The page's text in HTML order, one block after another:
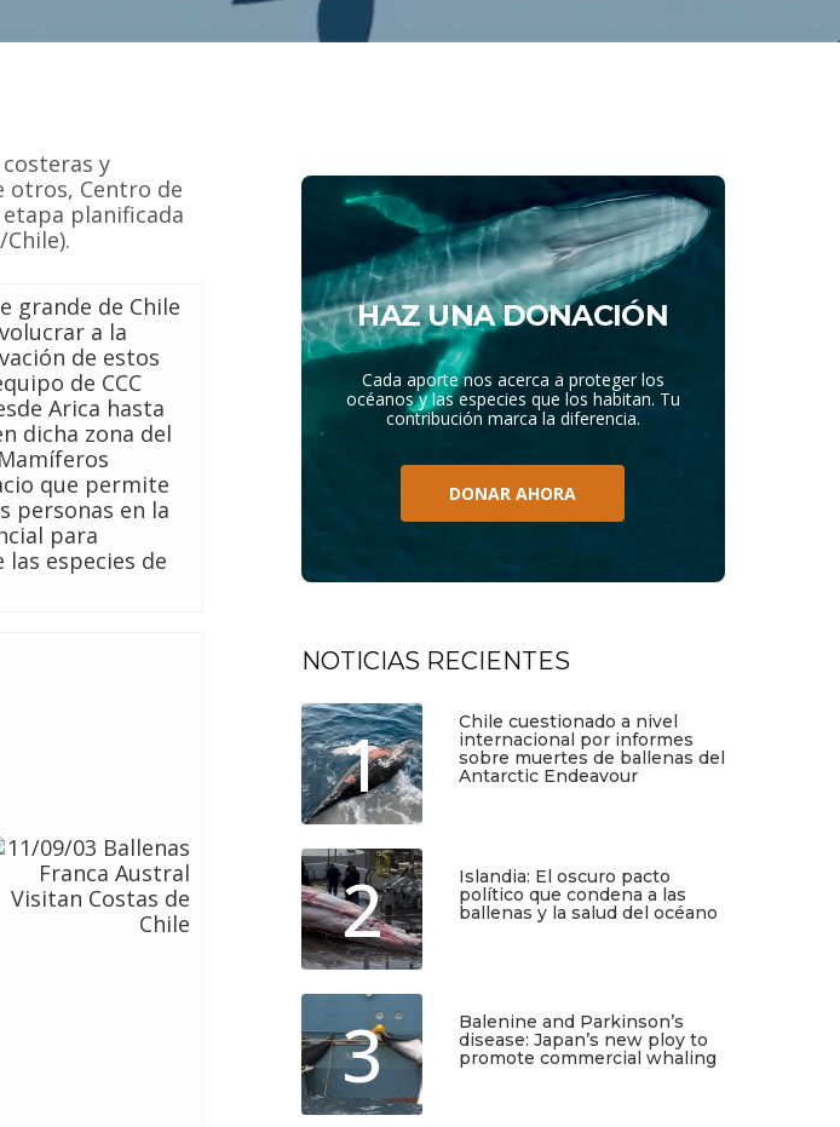
y
otros, Centro de
etapa planificada
Chile).
grande de Chile
a la
de estos
de CCC
Arica hasta
dicha zona del
que permite
personas en la
para
especies de
HAZ UNA DONACIÓN
Cada aporte nos acerca a proteger los
océanos y las especies que los habitan. Tu
contribución marca la diferencia.
DONAR AHORA
NOTICIAS RECIENTES
1
Chile cuestionado a nivel
internacional por informes
sobre muertes de ballenas del
Antarctic Endeavour
2
Islandia: El oscuro pacto
político que condena a las
ballenas y la salud del océano
3
Balenine and Parkinson’s
disease: Japan’s new ploy to
promote commercial whaling